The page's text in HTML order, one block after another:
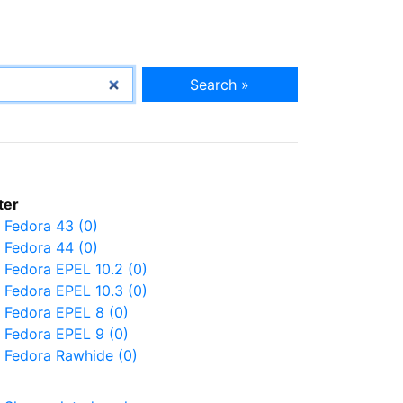
Search »
Fedora 43 (0)
Fedora 44 (0)
Fedora EPEL 10.2 (0)
Fedora EPEL 10.3 (0)
Fedora EPEL 8 (0)
Fedora EPEL 9 (0)
Fedora Rawhide (0)